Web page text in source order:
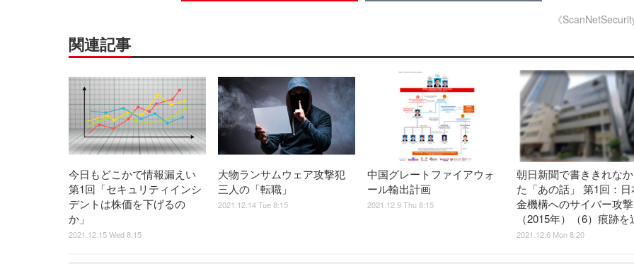
《
関連記事
今日もどこかで情報漏えい
第1回「セキュリティインシ
デントは株価を下げるの
か」
2021.12.15 Wed 8:15
大物ランサムウェア攻撃犯
三人の「転職」
2021.12.14 Tue 8:15
中国グレートファイアウォ
ール輸出計画
2021.12.9 Thu 8:15
朝日新聞で書ききれな
た「あの話」 第1回：日
金機構へのサイバー攻撃
（2015年）（6）痕跡を
2021.12.6 Mon 8:20